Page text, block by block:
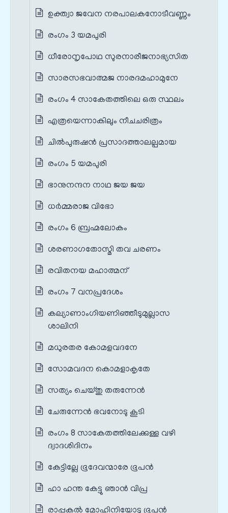
ഉക്ത്വാ ജവേന നരപാലകനോടീവണ്ണം
രംഗം 3 യമപുരി
ധീരോനൃപോഥ സുരനാരീജനാഭ്യസിത
സാരസഭവാത്മജ നാരദമഹാമുനേ
രംഗം 4 സാകേതത്തിലെ ഒരു സ്ഥലം
എത്രയെന്നാകിലും നീചചരിത്രം
ചില്‍പുരുഷന്‍ പ്രസാദത്താലല്പമായ
രംഗം 5 യമപുരി
ഭാനുനന്ദന നാഥ ജയ ജയ
ധര്‍മ്മരാജ വിഭോ
രംഗം 6 ബ്രഹ്മലോകം
ശരണാഗതോസ്മി തവ ചരണം
രവിതനയ മഹാത്മന്
രംഗം 7 വനപ്രദേശം
കല്യാണാംഗിയണിഞ്ഞീടുമുല്ലാസ
ശാലിനി
മധുരതര കോമളവദനേ
സോമവദന കൊമളാകൃതേ
സത്യം ചെയ്തു തരുന്നേന്‍
ചേരുന്നേന്‍ ഭവനോടു കൂടി
രംഗം 8 സാകേതത്തിലേക്കുള്ള വഴി
ദ്വാദശിദിനം
കേട്ടില്ലേ ഭൂദേവന്മാരേ ഭൂപന്‍
ഹാ ഹന്ത കേട്ടു ഞാന്‍ വിപ്ര
രാപ്പകല്‍ മോഹിനിയോടു ഭൂപന്‍